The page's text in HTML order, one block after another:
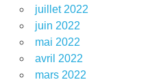
juillet 2022
juin 2022
mai 2022
avril 2022
mars 2022